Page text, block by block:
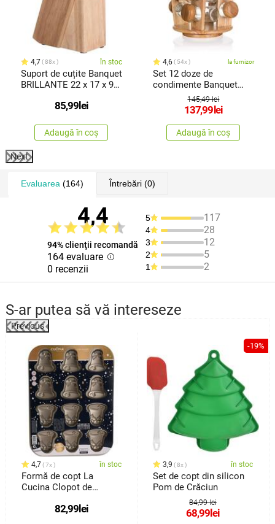
4,7 88x în stoc
Suport de cuțite Banquet
BRILLANTE 22 x 17 x 9
85,99 lei
Adaugă în coș
4,6 54x la furnizor
Set 12 doze de
condimente Banquet
BRILLANTE, 16,5 x 19,8 x
145,49 lei
137,99 lei
Adaugă în coș
Next
Evaluarea (164) Întrebări(0)
4,4
94% clienţii recomandă
164 evaluare
0 recenzii
5 117
4 28
3 12
2 5
1 2
S-ar putea să vă intereseze
Previous
4,7 7x în stoc
Formă de copt La
Cucina Clopot de
82,99lei
-19%
3,9 8x în stoc
Set de copt din silicon
Pom de Crăciun
84,99 lei
68,99lei